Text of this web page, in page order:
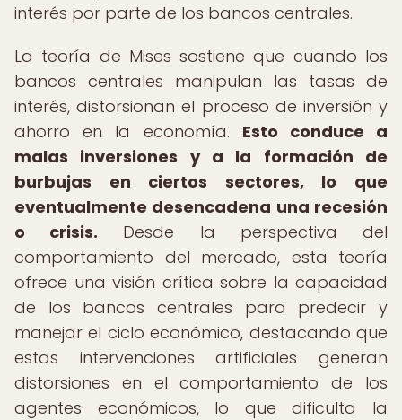
interés por parte de los bancos centrales.
La teoría de Mises sostiene que cuando los
bancos centrales manipulan las tasas de
interés, distorsionan el proceso de inversión y
ahorro en la economía. Esto conduce a
malas inversiones y a la formación de
burbujas en ciertos sectores, lo que
eventualmente desencadena una recesión
o crisis. Desde la perspectiva del
comportamiento del mercado, esta teoría
ofrece una visión crítica sobre la capacidad
de los bancos centrales para predecir y
manejar el ciclo económico, destacando que
estas intervenciones artificiales generan
distorsiones en el comportamiento de los
agentes económicos, lo que dificulta la